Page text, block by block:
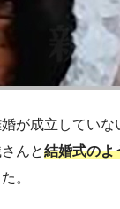
が成立していな
んと結婚式のよ
。